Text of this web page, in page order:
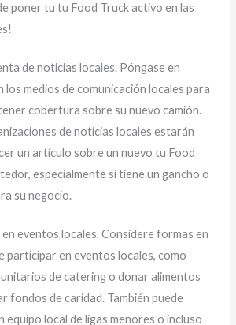
poner tu tu Food Truck activo en las
de noticias locales. Póngase en
medios de comunicación locales para
cobertura sobre su nuevo camión.
de noticias locales estarán
un artículo sobre un nuevo tu Food
especialmente si tiene un gancho o
su negocio.
eventos locales. Considere formas en
participar en eventos locales, como
de catering o donar alimentos
fondos de caridad. También puede
equipo local de ligas menores o incluso